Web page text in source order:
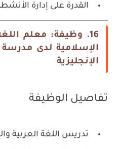
القدرة على إدارة
16. وظيفة: معلم
الإسلامية لدى
الإنجليزية
تفاصيل الوظيفة
تدريس اللغة العربية